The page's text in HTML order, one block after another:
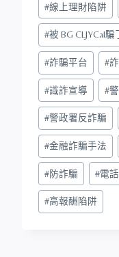
#線上理財陷阱
#被 BG CLJYCal
#詐騙平台 #
#識詐宣導 #
#警政署反詐騙
#金融詐騙手法
#防詐騙 #電
#高報酬陷阱